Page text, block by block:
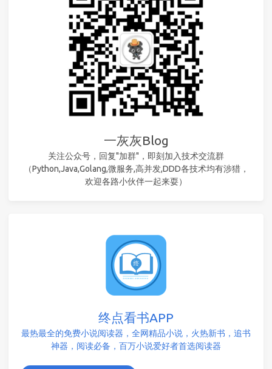
一灰灰Blog
关注公众号，回复"加群"，即刻加入技术交流群
（Python,Java,Golang,微服务,高并发,DDD各技术均有涉猎，
欢迎各路小伙伴一起来耍）
终点看书APP
最热最全的免费小说阅读器，全网精品小说，火热新书，追书
神器，阅读必备，百万小说爱好者首选阅读器